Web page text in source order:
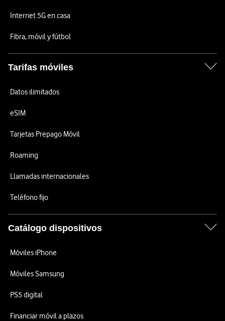
Internet 5G en casa
Fibra, móvil y fútbol
Tarifas móviles
Datos ilimitados
eSIM
Tarjetas Prepago Móvil
Roaming
Llamadas internacionales
Teléfono fijo
Catálogo dispositivos
Móviles iPhone
Móviles Samsung
PS5 digital
Financiar móvil a plazos